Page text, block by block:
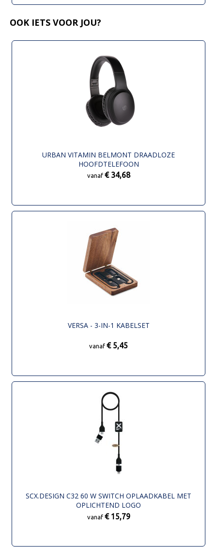
OOK IETS VOOR JOU?
URBAN VITAMIN BELMONT DRAADLOZE
HOOFDTELEFOON
vanaf € 34,68
VERSA - 3-IN-1 KABELSET
vanaf € 5,45
SCX.DESIGN C32 60 W SWITCH OPLAADKABEL MET
OPLICHTEND LOGO
vanaf € 15,79